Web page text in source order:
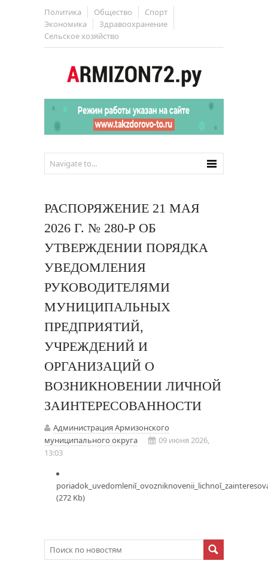
Политика Общество
Спорт
Экономика
Здравоохранение
Сельское хозяйство
РАСПОРЯЖЕНИЕ 21 МАЯ
2026 Г. № 280-Р ОБ
УТВЕРЖДЕНИИ ПОРЯДКА
УВЕДОМЛЕНИЯ
РУКОВОДИТЕЛЯМИ
МУНИЦИПАЛЬНЫХ
ПРЕДПРИЯТИЙ,
УЧРЕЖДЕНИЙ И
ОРГАНИЗАЦИЙ О
ВОЗНИКНОВЕНИИ ЛИЧНОЙ
ЗАИНТЕРЕСОВАННОСТИ
Администрация Армизонского
муниципального округа
09 июня 2026,
13:03
(272 Kb)